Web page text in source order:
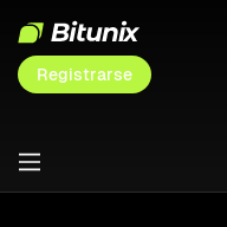
Registrarse